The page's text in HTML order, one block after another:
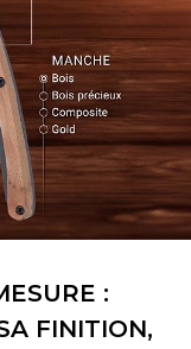
:
FINITION,